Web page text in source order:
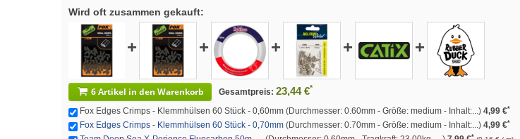
Wird oft zusammen gekauft:
+ + + + +
6 Artikel in den Warenkorb Gesamtpreis: 23,44 €*
Fox Edges Crimps - Klemmhülsen 60 Stück - 0,60mm (Durchmesser: 0.60mm - Größe: medium - Inhalt:...) 4,99 €*
Fox Edges Crimps - Klemmhülsen 60 Stück - 0,70mm (Durchmesser: 0.70mm - Größe: medium - Inhalt:...) 4,99 €*
*